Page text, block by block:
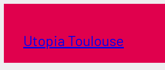
contenuUtopia Toulouse